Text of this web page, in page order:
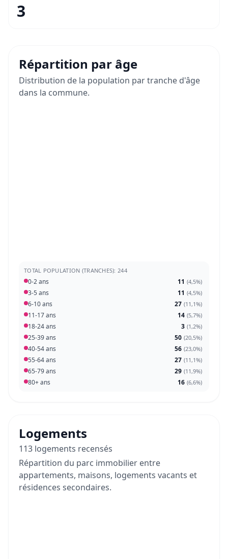
3
Répartition par âge
Distribution de la population par tranche d'âge
dans la commune.
TOTAL POPULATION (TRANCHES): 244
0-2 ans 11 (4,5%)
3-5 ans 11 (4,5%)
6-10 ans 27 (11,1%)
11-17 ans 14 (5,7%)
18-24 ans 3 (1,2%)
25-39 ans 50 (20,5%)
40-54 ans 56 (23,0%)
55-64 ans 27 (11,1%)
65-79 ans 29 (11,9%)
80+ ans 16 (6,6%)
Logements
113 logements recensés
Répartition du parc immobilier entre
appartements, maisons, logements vacants et
résidences secondaires.